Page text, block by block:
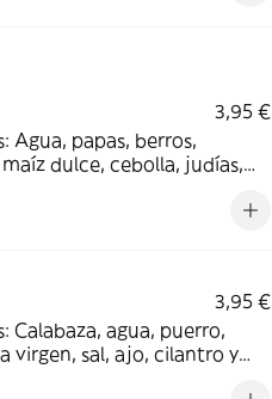
3,95 €
Agua, papas, berros,
dulce, cebolla, judías,
3,95 €
Calabaza, agua, puerro,
virgen, sal, ajo, cilantro y